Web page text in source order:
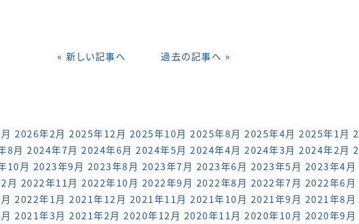
« 新しい記事へ 過去の記事へ »
2026年2月 2025年12月 2025年10月 2025年8月 2025年4月 2025年1月
8月 2024年7月 2024年6月 2024年5月 2024年4月 2024年3月 2024年2月
10月 2023年9月 2023年8月 2023年7月 2023年6月 2023年5月 2023年4月
月 2022年11月 2022年10月 2022年9月 2022年8月 2022年7月 2022年6月
2022年1月 2021年12月 2021年11月 2021年10月 2021年9月 2021年8月
2021年3月 2021年2月 2020年12月 2020年11月 2020年10月 2020年9月